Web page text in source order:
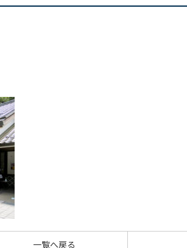
一覧へ戻る